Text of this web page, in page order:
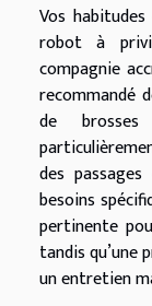
Vos
robot à
compagnie
recommandé
de
des
besoins
pertinente
tandis qu’une
un entretien